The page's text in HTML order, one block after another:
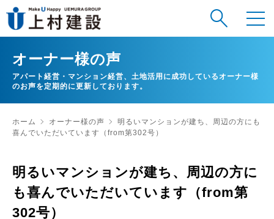
オーナー様の声
アパート経営・マンション経営、土地活用に成功しているオーナー様
のお声を定期的に更新しております。
ホーム オーナー様の声
明るいマンションが建ち、周辺の方にも
喜んでいただいています（from第302号）
明るいマンションが建ち、周辺の方に
も喜んでいただいています（from第
302号）